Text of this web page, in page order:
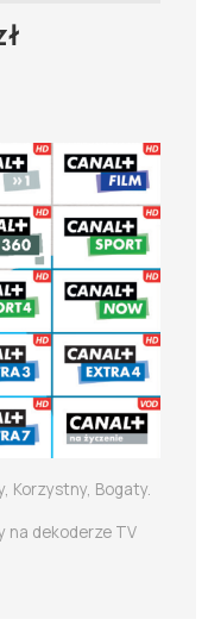
Korzystny, Bogaty.
na dekoderze TV